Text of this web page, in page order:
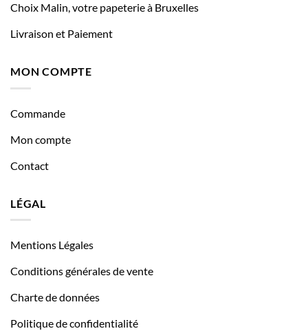
Choix Malin, votre papeterie à Bruxelles
Livraison et Paiement
MON COMPTE
Commande
Mon compte
Contact
LÉGAL
Mentions Légales
Conditions générales de vente
Charte de données
Politique de confidentialité